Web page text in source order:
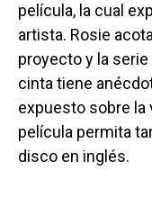
película, la cual
artista. Rosie
proyecto y la serie
cinta tiene
expuesto sobre la
película permita
disco en inglés.